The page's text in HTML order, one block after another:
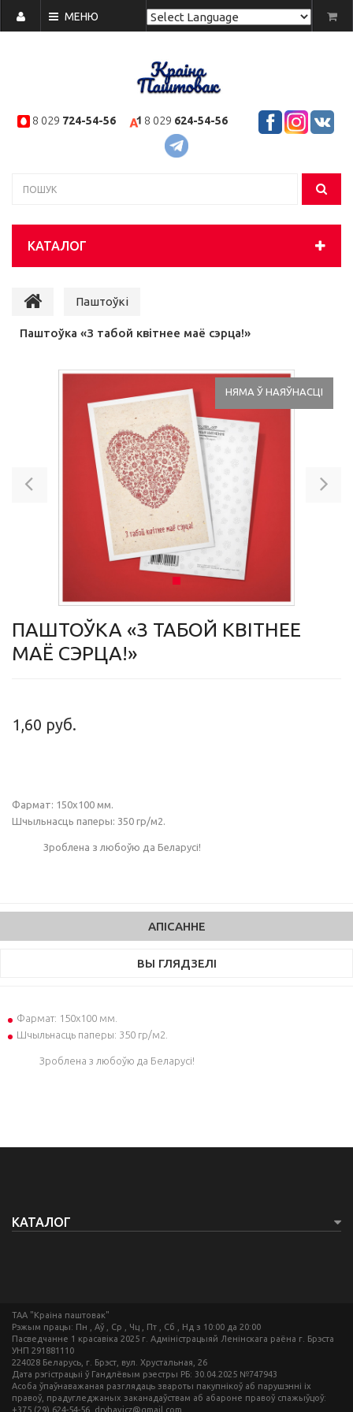
МЕНЮ
8 029 724-54-56 8 029 624-54-56
КАТАЛОГ
Паштоўкі
Паштоўка «З табой квітнее маё сэрца!»
НЯМА Ў НАЯЎНАСЦІ
Previous
ПАШТОЎКА «З ТАБОЙ КВІТНЕЕ
МАЁ СЭРЦА!»
1,60 руб.
Фармат: 150х100 мм.
Шчыльнасць паперы: 350 гр/м2.
Зроблена з любоўю да Беларусі!
АПІСАННЕ
ВЫ ГЛЯДЗЕЛІ
Фармат: 150х100 мм.
Шчыльнасць паперы: 350 гр/м2.
Зроблена з любоўю да Беларусі!
КАТАЛОГ
ТАА "Краіна паштовак"
Рэжым працы: Пн , Аў , Ср , Чц , Пт , Сб , Нд з 10:00 да 20:00
Пасведчанне 1 красавіка 2025 г. Адміністрацыяй Ленінскага раёна г. Брэста
УНП 291881110
224028 Беларусь, г. Брэст, вул. Хрустальная, 26
Дата рэгістрацыі ў Гандлёвым рэестры РБ: 30.04.2025 №747943
Асоба ўпаўнаважаная разглядаць звароты пакупнікоў аб парушэнні іх
правоў, прадугледжаных заканадаўствам аб абароне правоў спажыўцоў:
+375 (29) 624-54-56, dryhavicz@gmail.com